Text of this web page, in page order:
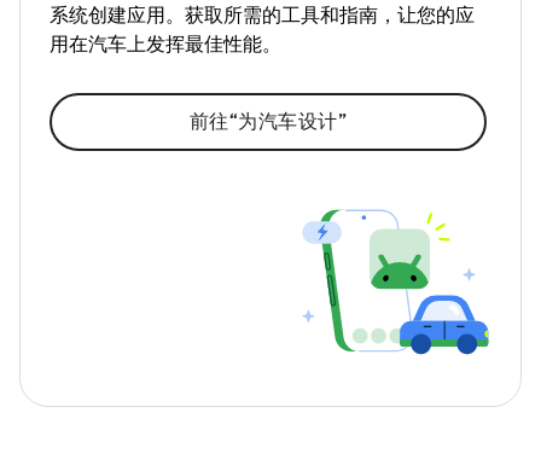
系统创建应用。获取所需的工具和指南，让您的应
用在汽车上发挥最佳性能。
前往“为汽车设计”